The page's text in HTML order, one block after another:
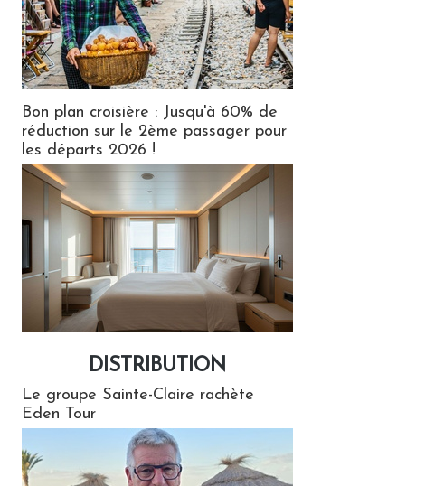
Bon plan croisière : Jusqu'à 60% de
réduction sur le 2ème passager pour
les départs 2026 !
DISTRIBUTION
Le groupe Sainte-Claire rachète
Eden Tour